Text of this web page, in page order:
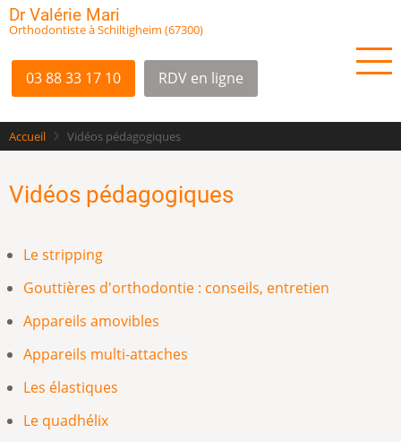
Aller
au
contenu
principal
Dr Valérie Mari
Orthodontiste à Schiltigheim (67300)
03 88 33 17 10 RDV en ligne
Accueil Vidéos pédagogiques
Vidéos pédagogiques
Le stripping
Gouttières d'orthodontie : conseils, entretien
Appareils amovibles
Appareils multi-attaches
Les élastiques
Le quadhélix